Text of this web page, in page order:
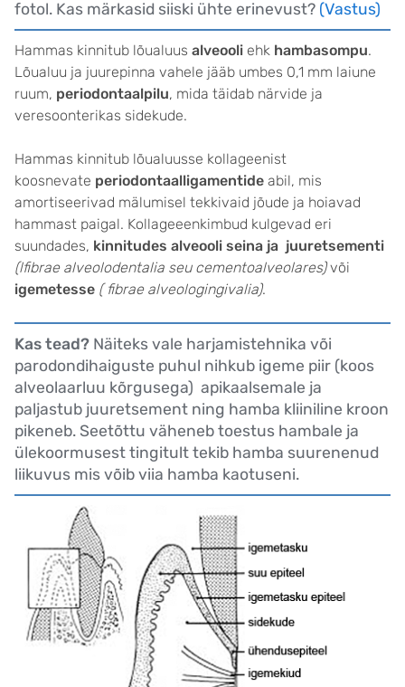
fotol. Kas märkasid siiski ühte erinevust? (Vastus)
Hammas kinnitub lõualuus alveooli ehk hambasompu.
Lõualuu ja juurepinna vahele jääb umbes 0,1 mm laiune
ruum, periodontaalpilu, mida täidab närvide ja
veresoonterikas sidekude.
Hammas kinnitub lõualuusse kollageenist
koosnevate periodontaalligamentide abil, mis
amortiseerivad mälumisel tekkivaid jõude ja hoiavad
hammast paigal. Kollageeenkimbud kulgevad eri
suundades, kinnitudes alveooli seina ja juuretsementi
(lfibrae alveolodentalia seu cementoalveolares)või
igemetesse ( fibrae alveologingivalia).
Kas tead? Näiteks vale harjamistehnika või
parodondihaiguste puhul nihkub igeme piir (koos
alveolaarluu kõrgusega) apikaalsemale ja
paljastub juuretsement ning hamba kliiniline kroon
pikeneb. Seetõttu väheneb toestus hambale ja
ülekoormusest tingitult tekib hamba suurenenud
liikuvus mis võib viia hamba kaotuseni.